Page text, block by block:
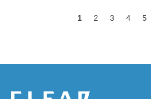
1 2 3 4 5